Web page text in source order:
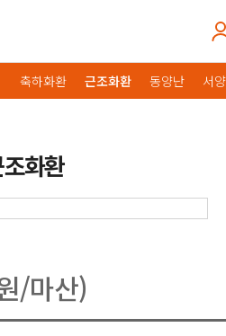
축하화환 근조화환 동양난 서
화환
/마산)